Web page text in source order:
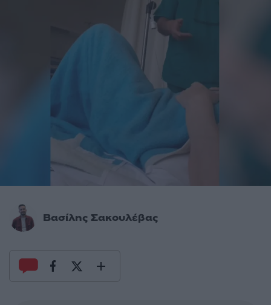
Βασίλης Σακουλέβας